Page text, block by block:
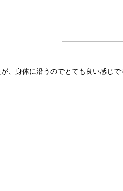
、身体に沿うのでとても良い感じ